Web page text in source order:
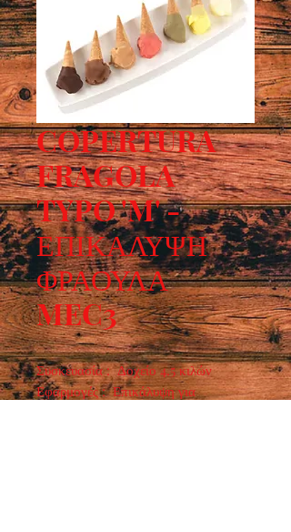
COPERTURA
FRAGOLA
TYPO 'M' -
ΕΠΙΚΑΛΥΨΗ
ΦΡΑΟΥΛΑ
MEC3
Συσκευασία : Δοχείο 4.5 κιλών
Εφαρμογές : Επικάλυψη για